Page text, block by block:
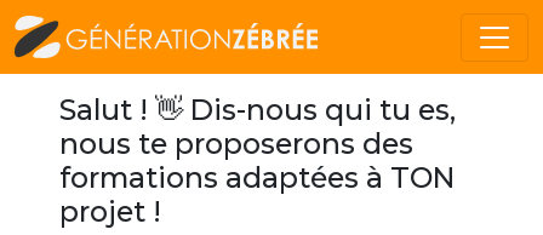
Salut ! 👋 Dis-nous qui tu es,
nous te proposerons des
formations adaptées à TON
projet !